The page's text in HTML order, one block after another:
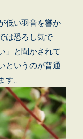
低い羽音を響か
は恐ろし気で
」と聞かされて
というのが普通
す。